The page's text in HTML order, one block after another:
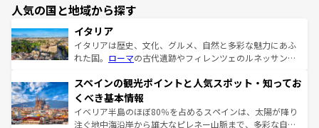
人気の国と地域から探す
イタリア
イタリアは歴史、文化、グルメ、自然と多彩な魅力にあふ
れた国。 ローマの古代遺跡やフィレンツェのルネッサンス
ろん、トスカーナの美しい田園風景やアマルフィ海岸の絶
景など、自然景観も見逃せない。観光の合間には、本場の
ピザやパスタなど、絶品のイタリア料理を堪能することも
できる。朝目覚めてから夜眠るまで、すべての瞬間を楽し
スペインの観光ポイントと人気スポット・知ってお
くべき基本情報
イベリア半島のほぼ80％を占めるスペインは、太陽が降り
注ぐ地中海沿岸から雄大なピレネー山脈まで、多彩な自然